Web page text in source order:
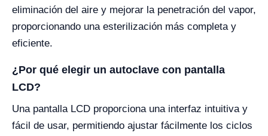
eliminación del aire y mejorar la penetración del vapor,
proporcionando una esterilización más completa y
eficiente.
¿Por qué elegir un autoclave con pantalla
LCD?
Una pantalla LCD proporciona una interfaz intuitiva y
fácil de usar, permitiendo ajustar fácilmente los ciclos